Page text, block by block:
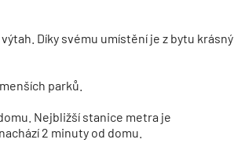
Díky svému umístění je z bytu krásný
parků.
Nejbližší stanice metra je
2 minuty od domu.